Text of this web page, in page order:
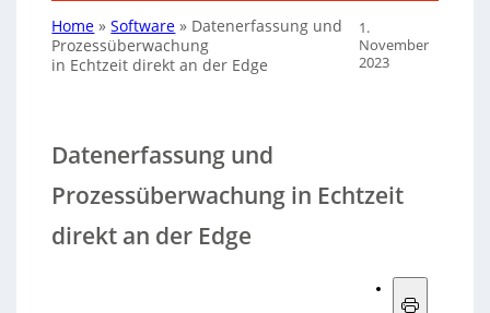
Home »Software » Datenerfassung und
Prozessüberwachung
in Echtzeit direkt an der Edge
1.
November
2023
Datenerfassung und
Prozessüberwachung in Echtzeit
direkt an der Edge